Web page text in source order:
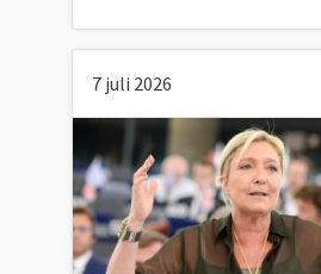
7 juli 2026